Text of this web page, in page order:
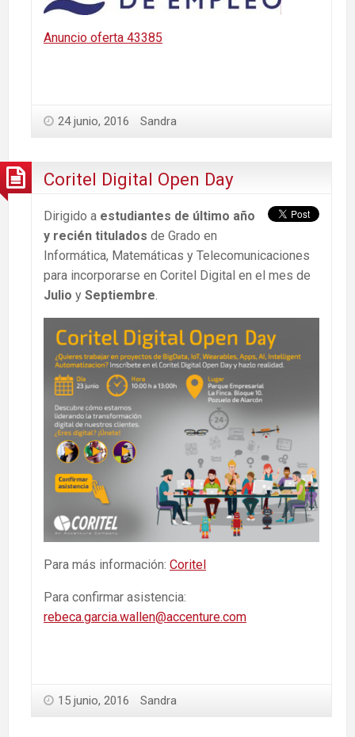
Anuncio oferta 43385
24 junio, 2016 Sandra
Coritel Digital Open Day
Dirigido a estudiantes de último año
y recién titulados de Grado en
Informática, Matemáticas y Telecomunicaciones
para incorporarse en Coritel Digital en el mes de
Julio y Septiembre.
Para más información: Coritel
Para confirmar asistencia:
rebeca.garcia.wallen@accenture.com
15 junio, 2016 Sandra